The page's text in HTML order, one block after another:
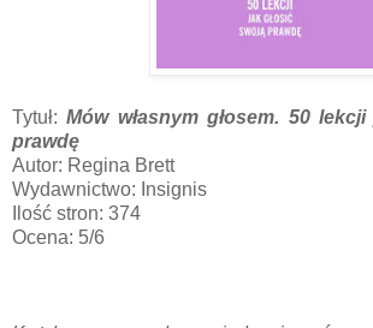
Tytuł:Mów własnym głosem. 50
prawdę
Autor: Regina Brett
Wydawnictwo: Insignis
Ilość stron: 374
Ocena: 5/6